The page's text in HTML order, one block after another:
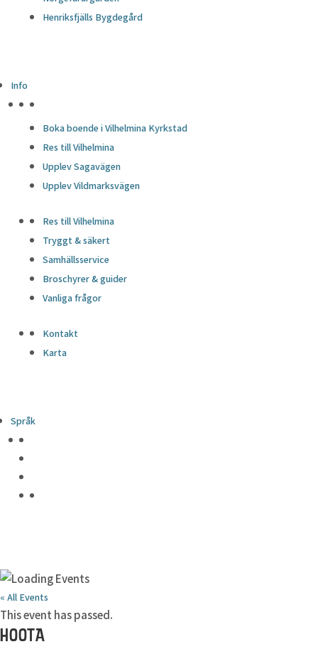
Henriksfjälls Bygdegård
Info
Boka boende i Vilhelmina Kyrkstad
Res till Vilhelmina
Upplev Sagavägen
Upplev Vildmarksvägen
Res till Vilhelmina
Tryggt & säkert
Samhällsservice
Broschyrer & guider
Vanliga frågor
Kontakt
Karta
Språk
« All Events
This event has passed.
HOOTA